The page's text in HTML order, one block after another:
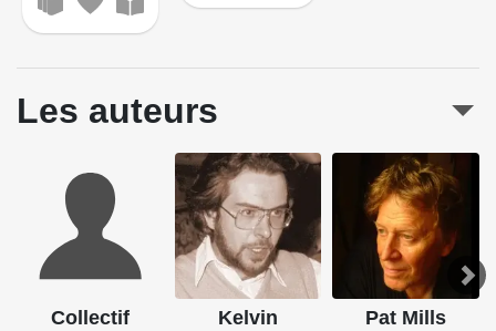
Les auteurs
Collectif
Kelvin
Pat Mills